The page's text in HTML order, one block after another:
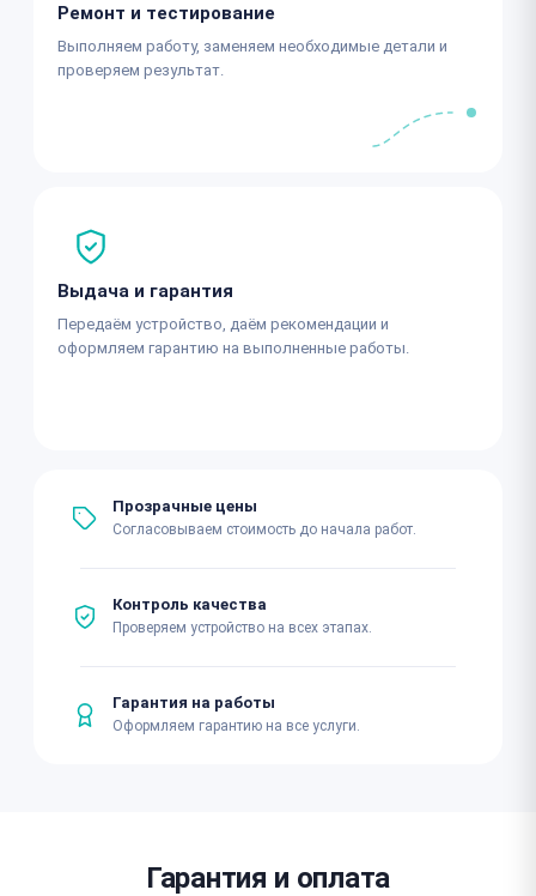
Ремонт и тестирование
Выполняем работу, заменяем необходимые детали и
проверяем результат.
Выдача и гарантия
Передаём устройство, даём рекомендации и
оформляем гарантию на выполненные работы.
Прозрачные цены
Согласовываем стоимость до начала работ.
Контроль качества
Проверяем устройство на всех этапах.
Гарантия на работы
Оформляем гарантию на все услуги.
Гарантия и оплата